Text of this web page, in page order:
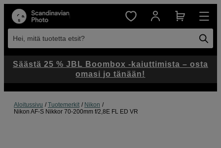
Hei, mitä tuotetta etsit?
Aloitussivu Tuotemerkit
Nikon
Nikon AF-S Nikkor 70-200mm f/2,8E FL ED VR
Säästä 25 % JBL Boombox -kaiuttimista – osta
omasi jo tänään!